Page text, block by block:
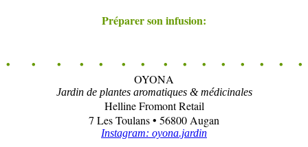
Préparer son infusion:
• • • • • • • • • • • • • • •
OYONA
Jardin de plantes aromatiques & médicinales
Helline Fromont Retail
7 Les Toulans • 56800 Augan
Instagram: oyona.jardin